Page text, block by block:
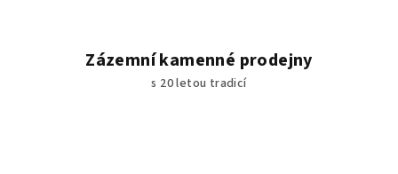
Zázemní kamenné prodejny
s 20 letou tradicí